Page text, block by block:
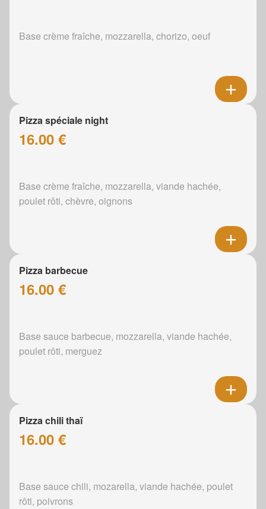
Base crème fraîche, mozzarella, chorizo, oeuf
Pizza spéciale night
16.00 €
Base crème fraîche, mozzarella, viande hachée,
poulet rôti, chèvre, oignons
Pizza barbecue
16.00 €
Base sauce barbecue, mozzarella, viande hachée,
poulet rôti, merguez
Pizza chili thaï
16.00 €
Base sauce chili, mozarella, viande hachée, poulet
rôti, poivrons